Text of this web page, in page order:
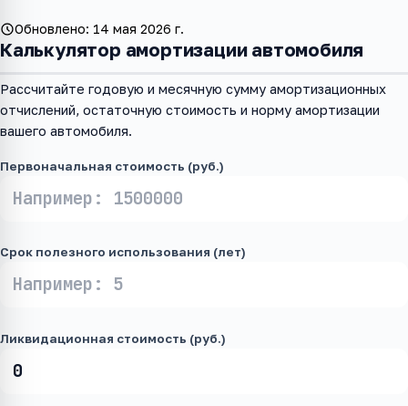
Обновлено: 14 мая 2026 г.
Калькулятор амортизации автомобиля
Рассчитайте годовую и месячную сумму амортизационных
отчислений, остаточную стоимость и норму амортизации
вашего автомобиля.
Первоначальная стоимость (руб.)
Срок полезного использования (лет)
Ликвидационная стоимость (руб.)